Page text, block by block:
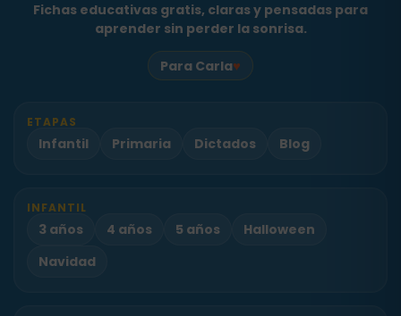
Fichas educativas gratis, claras y pensadas para
aprender sin perder la sonrisa.
Para Carla♥
ETAPAS
Infantil Primaria Dictados Blog
INFANTIL
3 años 4 años 5 años
Halloween
Navidad